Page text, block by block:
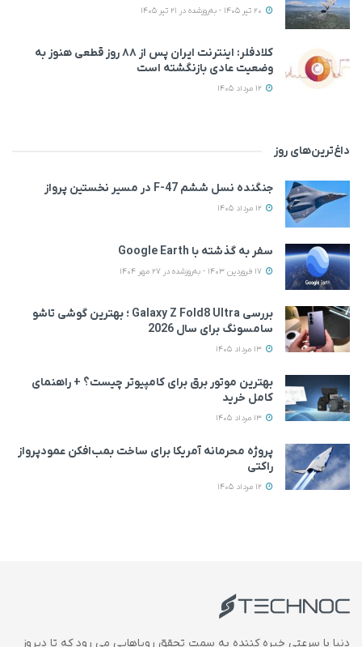
کلادفلر: اینترنت ایران پس از ۸۸ روز قطعی هنوز به
وضعیت عادی بازنگشته است
داغ‌ترین‌های روز
جنگنده نسل ششم F-47 در مسیر نخستین پرواز
سفر به گذشته با Google Earth
بررسی Galaxy Z Fold8 Ultra ؛ بهترین گوشی تاشو
سامسونگ برای سال 2026
بهترین موتور برق برای کامپیوتر چیست؟ + راهنمای
کامل خرید
پروژه محرمانه آمریکا برای ساخت بمب‌افکن عمودپرواز
راکتی
دنیا با سرعتی خیره کننده به سمت تحقق رویاهایی می رود که تا دیروز